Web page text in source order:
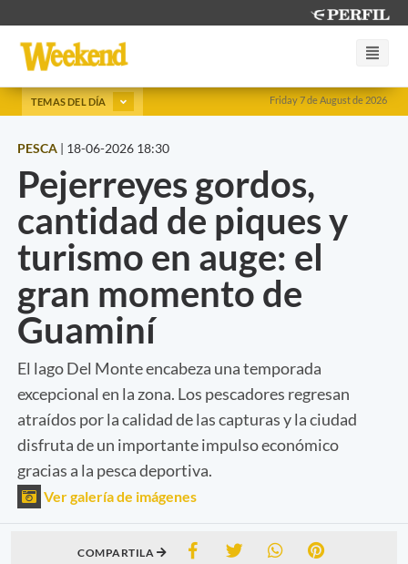
Friday 7 de August de 2026
TEMAS DEL DÍA
PESCA | 18-06-2026 18:30
Pejerreyes gordos,
cantidad de piques y
turismo en auge: el
gran momento de
Guaminí
El lago Del Monte encabeza una temporada
excepcional en la zona. Los pescadores regresan
atraídos por la calidad de las capturas y la ciudad
disfruta de un importante impulso económico
gracias a la pesca deportiva.
Ver galería de imágenes
COMPARTILA